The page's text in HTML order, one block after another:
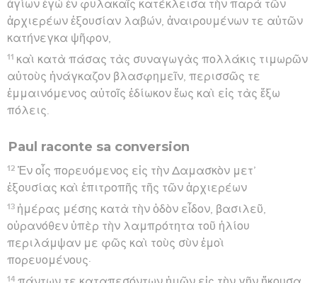
2 ἐπιβάντες δὲ πλοίῳ Ἀδραμυττηνῷ μέλλοντι πλεῖν
εἰς τοὺς κατὰ τὴν Ἀσίαν τόπους ἀνήχθημεν ὄντος σὺν
ἡμῖν Ἀριστάρχου Μακεδόνος Θεσσαλονικέως·
3
τῇ τε ἑτέρᾳ κατήχθημεν εἰς Σιδῶνα, φιλανθρώπως
τε ὁ Ἰούλιος τῷ Παύλῳ χρησάμενος ἐπέτρεψεν πρὸς
τοὺς φίλους πορευθέντι ἐπιμελείας τυχεῖν.
4
κἀκεῖθεν ἀναχθέντες ὑπεπλεύσαμεν τὴν Κύπρον
διαπλεύσαντες κατήλθομεν εἰς Μύρα τῆς Λυκίας.
6 κἀκεῖ εὑρὼν ὁ ἑκατοντάρχης πλοῖον Ἀλεξανδρῖνον
πλέον εἰς τὴν Ἰταλίαν ἐνεβίβασεν ἡμᾶς εἰς αὐτό.
7
ἐν ἱκαναῖς δὲ ἡμέραις βραδυπλοοῦντες καὶ μόλις
γενόμενοι κατὰ τὴν Κνίδον, μὴ προσεῶντος ἡμᾶς τοῦ
ἀνέμου, ὑπεπλεύσαμεν τὴν Κρήτην κατὰ Σαλμώνην,